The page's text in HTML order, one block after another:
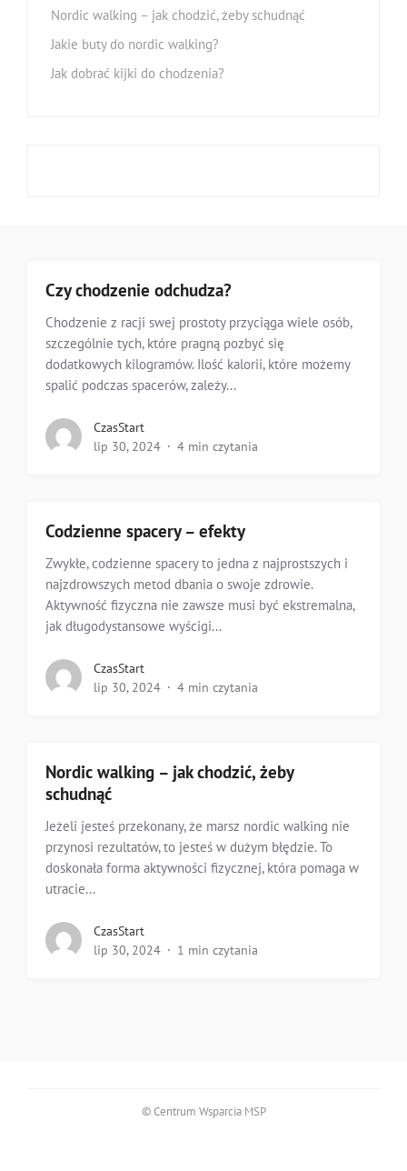
Nordic walking – jak chodzić, żeby schudnąć
Jakie buty do nordic walking?
Jak dobrać kijki do chodzenia?
Czy chodzenie odchudza?
Chodzenie z racji swej prostoty przyciąga wiele osób,
szczególnie tych, które pragną pozbyć się
dodatkowych kilogramów. Ilość kalorii, które możemy
spalić podczas spacerów, zależy...
CzasStart
lip 30, 2024
4 min czytania
Codzienne spacery – efekty
Zwykłe, codzienne spacery to jedna z najprostszych i
najzdrowszych metod dbania o swoje zdrowie.
Aktywność fizyczna nie zawsze musi być ekstremalna,
jak długodystansowe wyścigi...
CzasStart
lip 30, 2024
4 min czytania
Nordic walking – jak chodzić, żeby
schudnąć
Jeżeli jesteś przekonany, że marsz nordic walking nie
przynosi rezultatów, to jesteś w dużym błędzie. To
doskonała forma aktywności fizycznej, która pomaga w
utracie...
CzasStart
lip 30, 2024
1 min czytania
© Centrum Wsparcia MSP